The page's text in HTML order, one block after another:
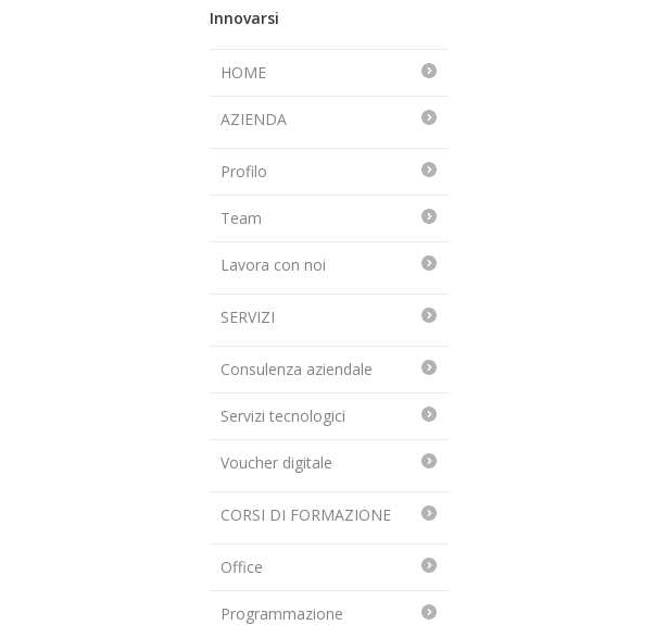
Innovarsi
HOME
AZIENDA
Profilo
Team
Lavora con noi
SERVIZI
Consulenza aziendale
Servizi tecnologici
Voucher digitale
CORSI DI FORMAZIONE
Office
Programmazione